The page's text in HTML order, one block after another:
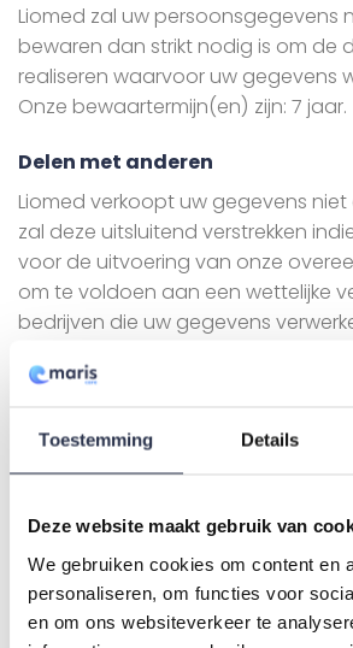
Toestemming Details
Deze website maakt gebruik van
We gebruiken cookies om content en
personaliseren, om functies voor
en om ons websiteverkeer te
Liomed zal uw persoonsgegevens
bewaren dan strikt nodig is om de
realiseren waarvoor uw gegevens
Onze bewaartermijn(en) zijn: 7 jaar.
Delen met anderen
Liomed verkoopt uw gegevens
zal deze uitsluitend verstrekken
voor de uitvoering van onze
om te voldoen aan een wettelijke
bedrijven die uw gegevens
opdracht, sluiten wij een
te zorgen voor eenzelfde niveau
verantwoordelijk voor deze
Liomed gebruikt functionele,
cookies. Een cookie is een klein
het eerste bezoek aan deze
opgeslagen in de browser van uw